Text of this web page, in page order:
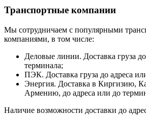
Транспортные компании
Мы сотрудничаем с популярными
компаниями, в том числе:
Деловые линии. Доставка груза
терминала;
ПЭК. Доставка груза до адреса
Энергия. Доставка в Киргизию,
Армению, до адреса или до
Наличие возможности доставки до